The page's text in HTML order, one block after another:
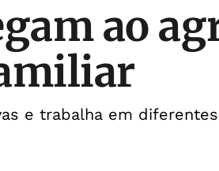
ao
e trabalha em